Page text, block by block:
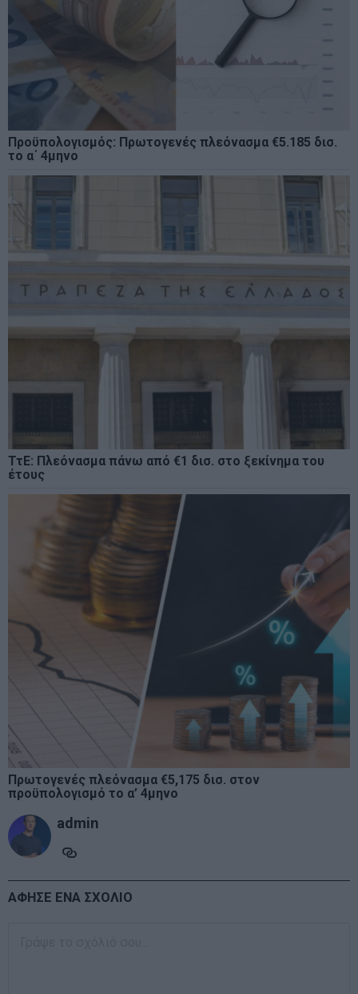
Προϋπολογισμός: Πρωτογενές πλεόνασμα €5.185 δισ.
το α΄ 4μηνο
ΤτΕ: Πλεόνασμα πάνω από €1 δισ. στο ξεκίνημα του
έτους
Πρωτογενές πλεόνασμα €5,175 δισ. στον
προϋπολογισμό το α’ 4μηνο
admin
ΑΦΗΣΕ ΕΝΑ ΣΧΟΛΙΟ